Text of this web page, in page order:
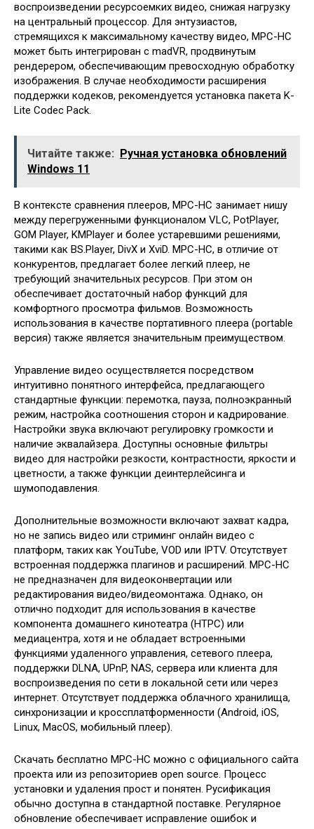
воспроизведении ресурсоемких видео, снижая нагрузку
на центральный процессор. Для энтузиастов,
стремящихся к максимальному качеству видео, MPC-HC
может быть интегрирован с madVR, продвинутым
рендерером, обеспечивающим превосходную обработку
изображения. В случае необходимости расширения
поддержки кодеков, рекомендуется установка пакета K-
Lite Codec Pack.
Читайте также: Ручная установка обновлений
Windows 11
В контексте сравнения плееров, MPC-HC занимает нишу
между перегруженными функционалом VLC, PotPlayer,
GOM Player, KMPlayer и более устаревшими решениями,
такими как BS.Player, DivX и XviD. MPC-HC, в отличие от
конкурентов, предлагает более легкий плеер, не
требующий значительных ресурсов. При этом он
обеспечивает достаточный набор функций для
комфортного просмотра фильмов. Возможность
использования в качестве портативного плеера (portable
версия) также является значительным преимуществом.
Управление видео осуществляется посредством
интуитивно понятного интерфейса, предлагающего
стандартные функции: перемотка, пауза, полноэкранный
режим, настройка соотношения сторон и кадрирование.
Настройки звука включают регулировку громкости и
наличие эквалайзера. Доступны основные фильтры
видео для настройки резкости, контрастности, яркости и
цветности, а также функции деинтерлейсинга и
шумоподавления.
Дополнительные возможности включают захват кадра,
но не запись видео или стриминг онлайн видео с
платформ, таких как YouTube, VOD или IPTV. Отсутствует
встроенная поддержка плагинов и расширений. MPC-HC
не предназначен для видеоконвертации или
редактирования видео/видеомонтажа. Однако, он
отлично подходит для использования в качестве
компонента домашнего кинотеатра (HTPC) или
медиацентра, хотя и не обладает встроенными
функциями удаленного управления, сетевого плеера,
поддержки DLNA, UPnP, NAS, сервера или клиента для
воспроизведения по сети в локальной сети или через
интернет. Отсутствует поддержка облачного хранилища,
синхронизации и кроссплатформенности (Android, iOS,
Linux, MacOS, мобильный плеер).
Скачать бесплатно MPC-HC можно с официального сайта
проекта или из репозиториев open source. Процесс
установки и удаления прост и понятен. Русификация
обычно доступна в стандартной поставке. Регулярное
обновление обеспечивает исправление ошибок и